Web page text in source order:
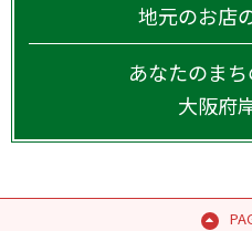
地元のお店
あなたのま
大阪府